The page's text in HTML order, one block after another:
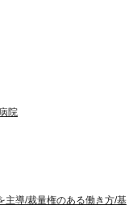
院
主導/裁量権のある働き方/基